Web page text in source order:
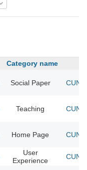
Category name
Social Paper
Teaching
Home Page
User
Experience